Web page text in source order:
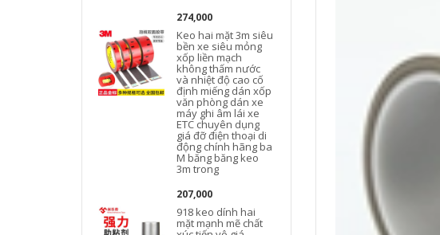
274,000
Keo hai mặt 3m siêu
bền xe siêu mỏng
xốp liền mạch
không thấm nước
và nhiệt độ cao cố
định miếng dán xốp
văn phòng dán xe
máy ghi âm lái xe
ETC chuyên dụng
giá đỡ điện thoại di
động chính hãng ba
M băng băng keo
3m trong
207,000
918 keo dính hai
mặt mạnh mẽ chất
hãng Keo ba M
chính hãng băng
dính 2 mặt 3m
203,000
Băng keo hai mặt
3M, độ nhớt cao,
VHB, cố định chắc
mặt tường, không
dấu vết, băng keo
chính hãng, xe ETC,
xe ô tô đặc biệt, giá
đỡ điện thoại di